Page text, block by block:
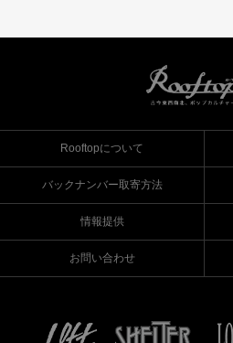
Rooftopについて
バックナンバー取寄方法
情報提供
お問い合わせ